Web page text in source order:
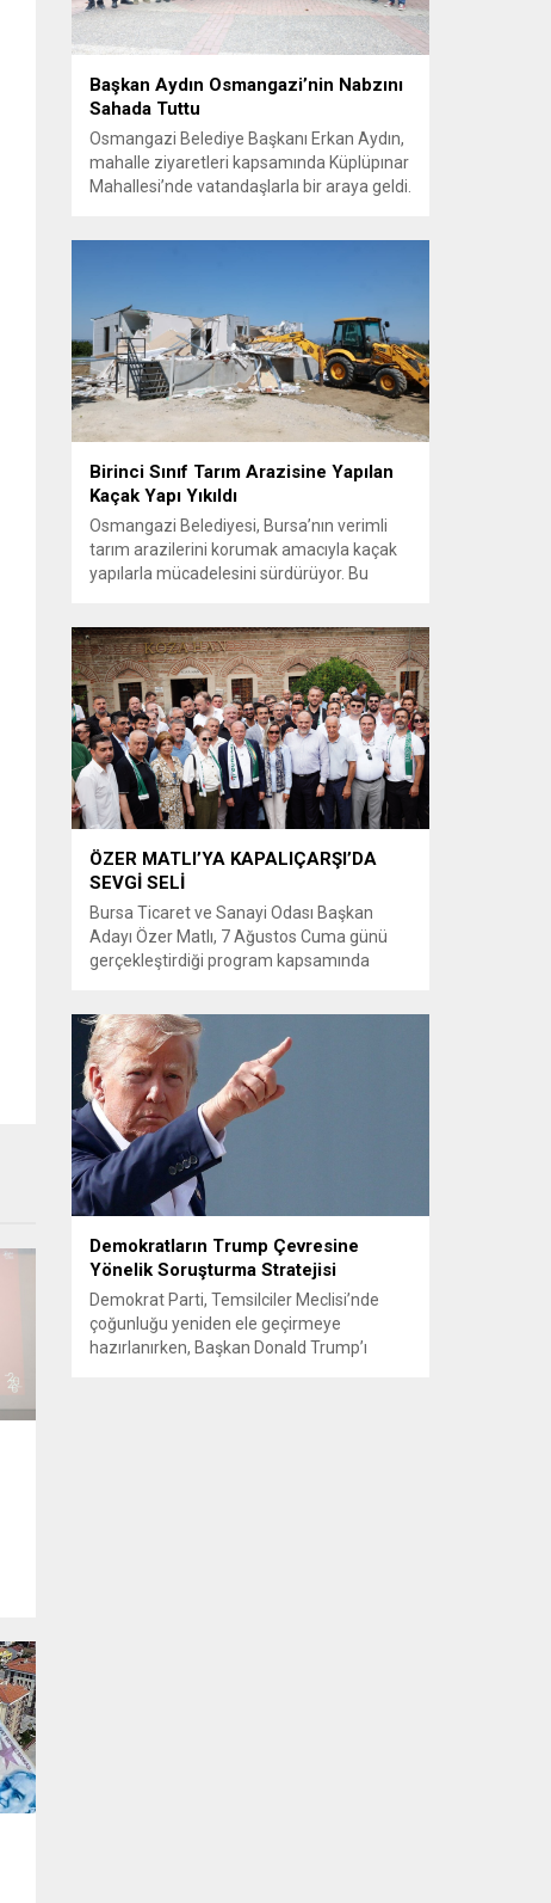
Başkan Aydın Osmangazi’nin Nabzını
Sahada Tuttu
Osmangazi Belediye Başkanı Erkan Aydın,
mahalle ziyaretleri kapsamında Küplüpınar
Mahallesi’nde vatandaşlarla bir araya geldi.
vatandaşlarla güçlü ve doğrudan iletişim
kurmaya öncelik veren Osmangazi
Belediye Başkanı Erkan Aydın, sosyal
belediyecilik...
Birinci Sınıf Tarım Arazisine Yapılan
Kaçak Yapı Yıkıldı
Osmangazi Belediyesi, Bursa’nın verimli
tarım arazilerini korumak amacıyla kaçak
yapılarla mücadelesini sürdürüyor. Bu
çalışması sırasında binanın bodrum
katında yavrularıyla birlikte bir kediyi fark
eden ekipler, anne kedi ve yavrularını
güvenli bir şekilde bulundukları alandan
kurtardı. Kaçak yapılaşmayla...
ÖZER MATLI’YA KAPALIÇARŞI’DA
SEVGİ SELİ
Bursa Ticaret ve Sanayi Odası Başkan
Adayı Özer Matlı, 7 Ağustos Cuma günü
gerçekleştirdiği program kapsamında
namazına katıldı ve Kapalıçarşı esnafı ile
buluştu. Bursa Ticaret ve Sanayi Odası
Başkan Adayı Özer Matlı ve beraberindeki
heyet çalışmalarını Bursa’nın tarihine,
değerlerine...
Demokratların Trump Çevresine
Yönelik Soruşturma Stratejisi
Demokrat Parti, Temsilciler Meclisi’nde
çoğunluğu yeniden ele geçirmeye
hazırlanırken, Başkan Donald Trump’ı